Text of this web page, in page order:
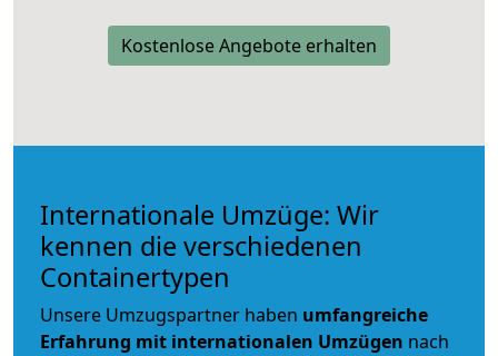
Kostenlose Angebote erhalten
Internationale Umzüge: Wir
kennen die verschiedenen
Containertypen
Unsere Umzugspartner haben umfangreiche
Erfahrung mit internationalen Umzügen nach